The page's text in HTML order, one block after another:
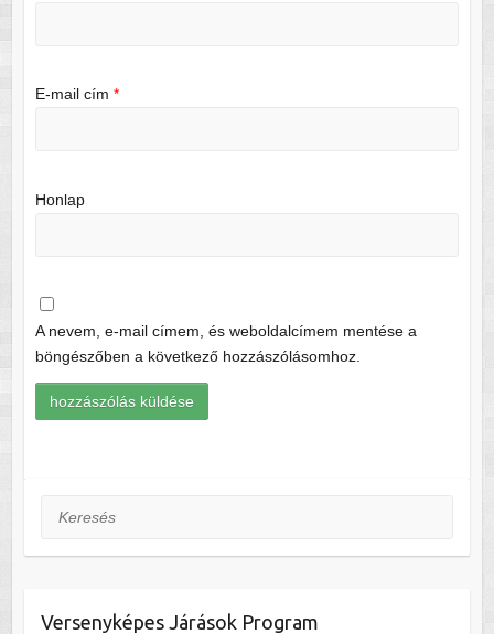
E-mail cím *
Honlap
A nevem, e-mail címem, és weboldalcímem mentése a
böngészőben a következő hozzászólásomhoz.
Keresés
Versenyképes Járások Program